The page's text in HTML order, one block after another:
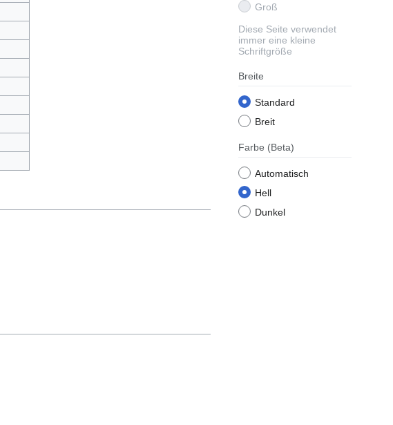
Groß
Diese Seite verwendet
immer eine kleine
Schriftgröße
Breite
Standard
Breit
Farbe (Beta)
Automatisch
Hell
Dunkel